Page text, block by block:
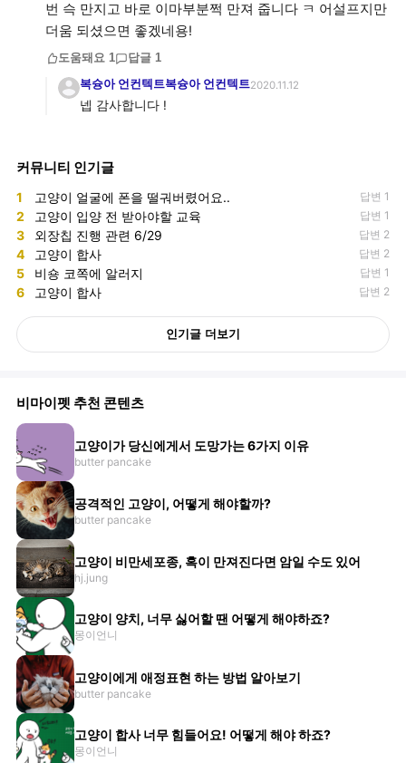
번 슥 만지고 바로 이마부분쩍 만져 줍니다 ㅋ 어설프지만
더움 되셨으면 좋겠네용!
도움돼요 1 답글 1
복슝아 언컨텍트복슝아 언컨텍트2020.11.12
넵 감사합니다 !
커뮤니티 인기글
1 고양이 얼굴에 폰을 떨궈버렸어요.. 답변 1
2 고양이 입양 전 받아야할 교육 답변 1
3 외장칩 진행 관련 6/29 답변 2
4 고양이 합사 답변 2
5 비숑 코쪽에 알러지 답변 1
6 고양이 합사 답변 2
인기글 더보기
비마이펫 추천 콘텐츠
고양이가 당신에게서 도망가는 6가지 이유
butter pancake
공격적인 고양이, 어떻게 해야할까?
butter pancake
고양이 비만세포종, 혹이 만져진다면 암일 수도 있어
hj.jung
고양이 양치, 너무 싫어할 땐 어떻게 해야하죠?
몽이언니
고양이에게 애정표현 하는 방법 알아보기
butter pancake
고양이 합사 너무 힘들어요! 어떻게 해야 하죠?
몽이언니